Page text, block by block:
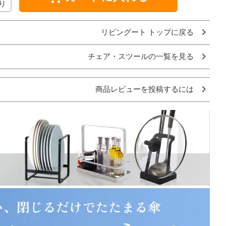
リビングート トップに戻る
チェア・スツールの一覧を見る
商品レビューを投稿するには